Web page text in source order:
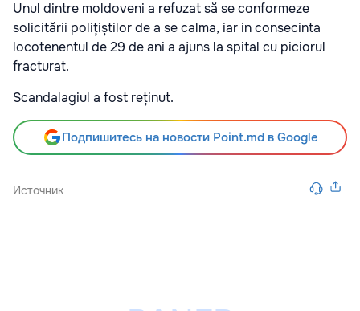
Unul dintre moldoveni a refuzat să se conformeze
solicitării polițiștilor de a se calma, iar in consecinta
locotenentul de 29 de ani a ajuns la spital cu piciorul
fracturat.
Scandalagiul a fost reținut.
Подпишитесь на новости Point.md в Google
Источник